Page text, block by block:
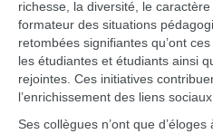
richesse, la diversité, le
formateur des situations
retombées signifiantes qu’ont
les étudiantes et étudiants ainsi
rejointes. Ces initiatives
l’enrichissement des liens
Ses collègues n’ont que